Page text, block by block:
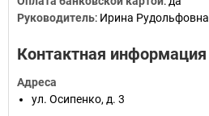
Руководитель: Ирина Рудольфовна
Контактная информация
Адреса
ул. Осипенко, д. 3